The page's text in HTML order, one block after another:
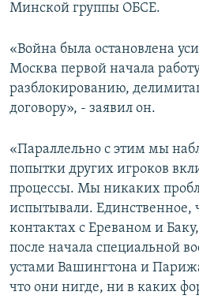
Минской группы ОБСЕ.
«Война была остановлена
Москва первой начала
разблокированию,
договору», - заявил он.
«Параллельно с этим мы
попытки других игроков
процессы. Мы никаких
испытывали. Единственное,
контактах с Ереваном и
после начала специальной
устами Вашингтона и
что они нигде, ни в каких